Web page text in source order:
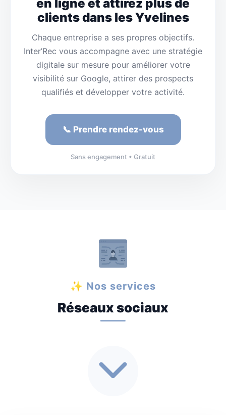
en ligne et attirez plus de
clients dans les Yvelines
Chaque entreprise a ses propres objectifs.
Inter’Rec vous accompagne avec une stratégie
digitale sur mesure pour améliorer votre
visibilité sur Google, attirer des prospects
qualifiés et développer votre activité.
📞 Prendre rendez-vous
Sans engagement • Gratuit
✨ Nos services
Réseaux sociaux